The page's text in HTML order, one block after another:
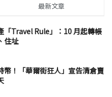
最新文章
「Travel Rule」：10 月起轉帳
住址
幣！「華爾街狂人」宣告清倉賣